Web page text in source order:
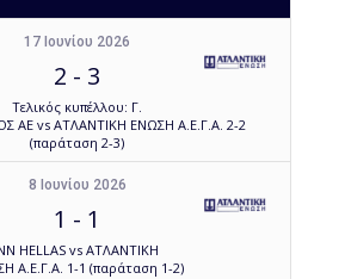
17 Ιουνίου 2026
2 - 3
Τελικός κυπέλλου: Γ.
ΑΕ vs ΑΤΛΑΝΤΙΚΗ ΕΝΩΣΗ Α.Ε.Γ.Α. 2-2
(παράταση 2-3)
8 Ιουνίου 2026
1 - 1
HELLAS vs ΑΤΛΑΝΤΙΚΗ
Α.Ε.Γ.Α. 1-1 (παράταση 1-2)